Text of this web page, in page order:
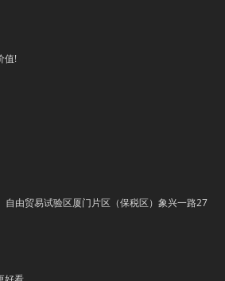
值!
自由贸易试验区厦门片区（保税区）象兴一路27